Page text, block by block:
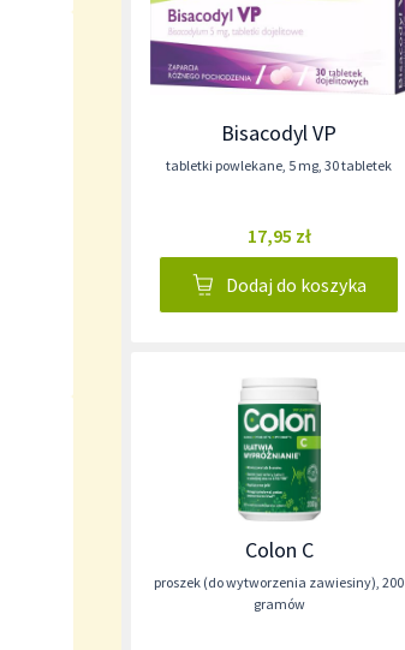
Bisacodyl VP
tabletki powlekane, 5 mg, 30 tabletek
17,95 zł
Dodaj do koszyka
Colon C
proszek (do wytworzenia zawiesiny), 200
gramów